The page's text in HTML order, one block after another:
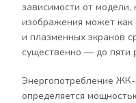
зависимости от
изображения может
и плазменных экранов
существенно — до
Энергопотребление
определяется